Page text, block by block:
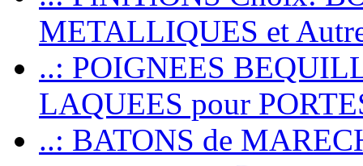
METALLIQUES et
..: POIGNEES
LAQUEES pour
..: BATONS de